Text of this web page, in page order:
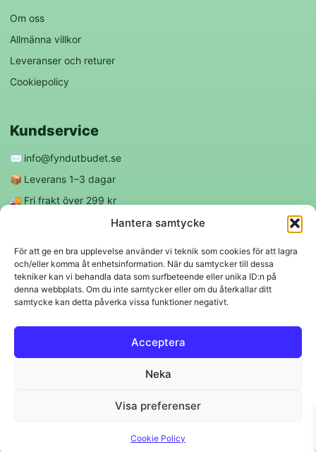
Hantera samtycke
För att ge en bra upplevelse använder vi teknik som cookies för att lagra
och/eller komma åt enhetsinformation. När du samtycker till dessa
tekniker kan vi behandla data som surfbeteende eller unika ID:n på
denna webbplats. Om du inte samtycker eller om du återkallar ditt
samtycke kan detta påverka vissa funktioner negativt.
Acceptera
Neka
Visa preferenser
Cookie Policy
Om oss
Allmänna villkor
Leveranser och returer
Cookiepolicy
Kundservice
✉️ info@fyndutbudet.se
📦 Leverans 1–3 dagar
🚚 Fri frakt över 299 kr
Följ oss
f ◎
Swish
Svenskt lager 🇸🇪 • Snabba leveranser • Trygga köp